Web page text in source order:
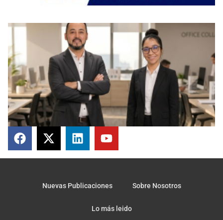
© Copyright Mediatech.ec 2026 – Desarrollado por
WPSquad.ai
Nuevas Publicaciones Sobre Nosotros
Lo más leido